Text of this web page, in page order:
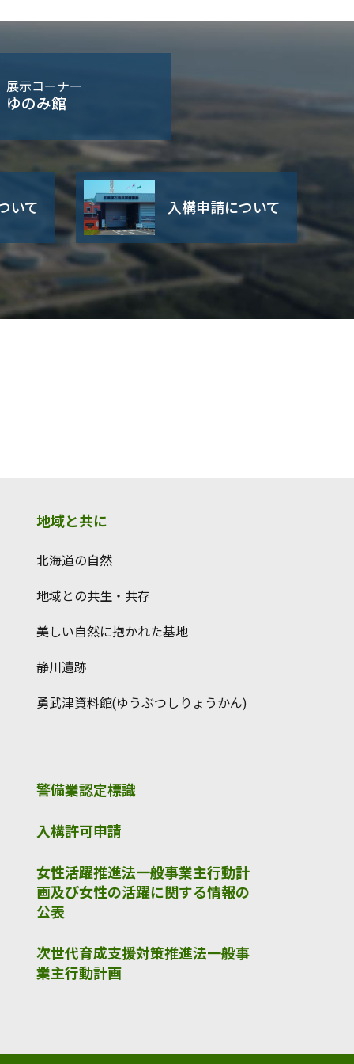
展示コーナー
ゆのみ館
いて 入構申請について
地域と共に
北海道の自然
地域との共生・共存
美しい自然に抱かれた基地
静川遺跡
勇武津資料館(ゆうぶつしりょうかん)
警備業認定標識
入構許可申請
女性活躍推進法一般事業主行動計
画及び女性の活躍に関する情報の
公表
次世代育成支援対策推進法一般事
業主行動計画